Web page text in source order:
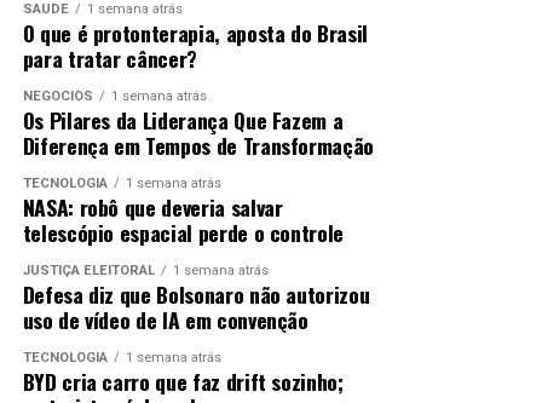
O investimento no estudo é de R$ 5.602.413,08, valor
inferior à estimativa inicial da Prefeitura, que era de
aproximadamente R$ 6,4 milhões. O estudo terá prazo
de execução de 18 meses.
A elaboração do EVTEA atende a uma exigência do
Ministério da Integração e do Desenvolvimento Regional
e representa uma etapa indispensável para que o
município possa pleitear recursos junto aos governos
estadual e federal, além de viabilizar a implantação de
SAÚDE 1 semana atrás
O que é protonterapia, aposta do Brasil
para tratar câncer?
NEGÓCIOS 1 semana atrás
Os Pilares da Liderança Que Fazem a
Diferença em Tempos de Transformação
TECNOLOGIA 1 semana atrás
NASA: robô que deveria salvar
telescópio espacial perde o controle
JUSTIÇA ELEITORAL 1 semana atrás
Defesa diz que Bolsonaro não autorizou
uso de vídeo de IA em convenção
TECNOLOGIA 1 semana atrás
BYD cria carro que faz drift sozinho;